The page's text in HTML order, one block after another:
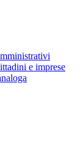
e imprese